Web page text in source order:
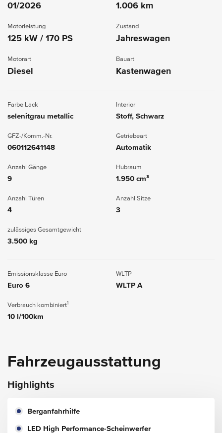
01/2026 1.006 km
Motorleistung
125 kW / 170 PS
Zustand
Jahreswagen
Motorart
Diesel
Bauart
Kastenwagen
Farbe Lack
selenitgrau metallic
Interior
Stoff, Schwarz
GFZ-/Komm.-Nr.
060112641148
Getriebeart
Automatik
Anzahl Gänge
9
Hubraum
1.950 cm³
Anzahl Türen
4
Anzahl Sitze
3
zulässiges Gesamtgewicht
3.500 kg
Emissionsklasse Euro
Euro 6
WLTP
WLTP A
Verbrauch kombiniert1
10 l/100km
Fahrzeugausstattung
Highlights
Berganfahrhilfe
LED High Performance-Scheinwerfer